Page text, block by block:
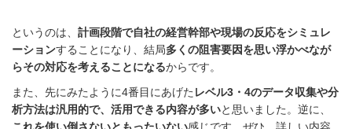
というのは、 計画段階で自社の経営幹部や現場の反応をシミュレ
ーションすることになり、結局多くの阻害要因を思い浮かべなが
らその対応を考えることになるからです。
また、先にみたように4番目にあげた レベル3・4のデータ収集や分
析方法は汎用的で、活用できる内容が多いと思いました。逆に、